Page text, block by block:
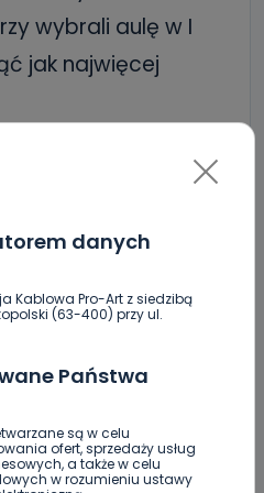
danych
Kablowa Pro-Art z siedzibą
(63-400) przy ul.
Państwa
są w celu
ofert, sprzedaży usług
a także w celu
w rozumieniu ustawy
wybrali aulę w I
jak najwięcej
13 września.
w Kaliszu
czytania
w sobotę o